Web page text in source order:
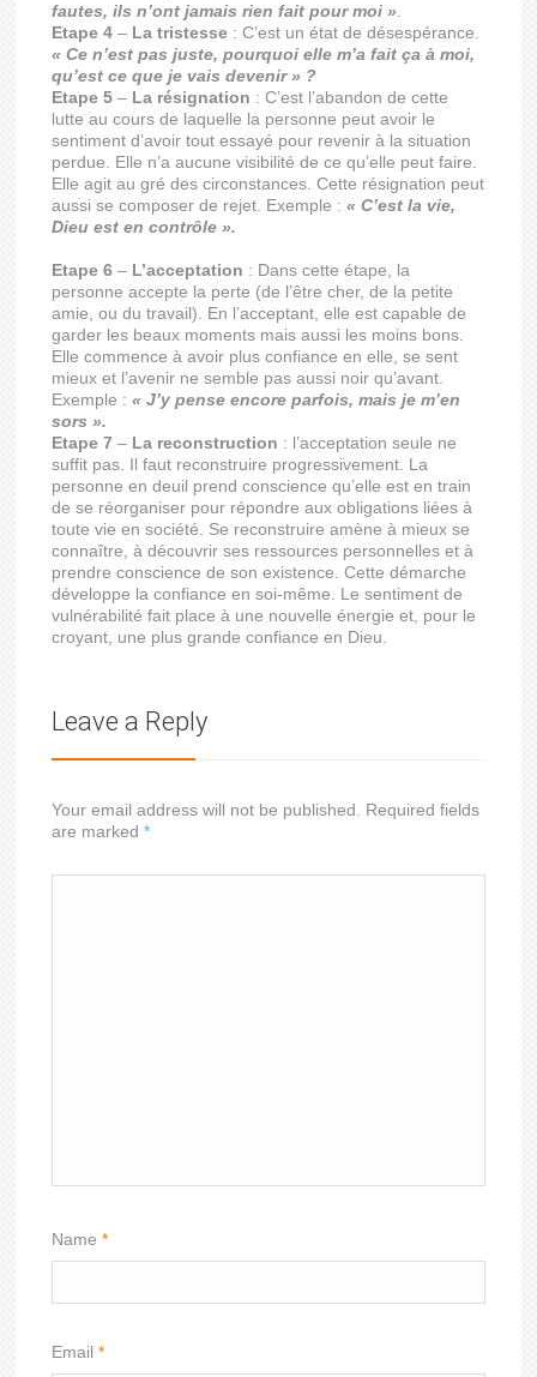
fautes, ils n’ont jamais rien fait pour moi »
Etape 4 – La tristesse : C’est un état de désespérance.
« Ce n’est pas juste, pourquoi elle m’a fait ça à moi,
qu’est ce que je vais devenir » ?
Etape 5 – La résignation : C’est l’abandon de cette
lutte au cours de laquelle la personne peut avoir le
sentiment d’avoir tout essayé pour revenir à la situation
perdue. Elle n’a aucune visibilité de ce qu’elle peut faire.
Elle agit au gré des circonstances. Cette résignation peut
aussi se composer de rejet. Exemple :« C’est la vie,
Dieu est en contrôle ».
Etape 6 – L’acceptation : Dans cette étape, la
personne accepte la perte (de l’être cher, de la petite
amie, ou du travail). En l’acceptant, elle est capable de
garder les beaux moments mais aussi les moins bons.
Elle commence à avoir plus confiance en elle, se sent
mieux et l’avenir ne semble pas aussi noir qu’avant.
Exemple :« J’y pense encore parfois, mais je m’en
sors ».
Etape 7 – La reconstruction : l’acceptation seule ne
suffit pas. Il faut reconstruire progressivement. La
personne en deuil prend conscience qu’elle est en train
de se réorganiser pour répondre aux obligations liées à
toute vie en société. Se reconstruire amène à mieux se
connaître, à découvrir ses ressources personnelles et à
prendre conscience de son existence. Cette démarche
développe la confiance en soi-même. Le sentiment de
vulnérabilité fait place à une nouvelle énergie et, pour le
croyant, une plus grande confiance en Dieu.
Leave a Reply
Your email address will not be published. Required fields
are marked*
Name*
Email*